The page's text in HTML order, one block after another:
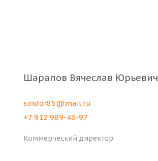
Шарапов Вячеслав Юрьевич
sindor85@mail.ru
+7 912 989-48-97
Коммерческий директор